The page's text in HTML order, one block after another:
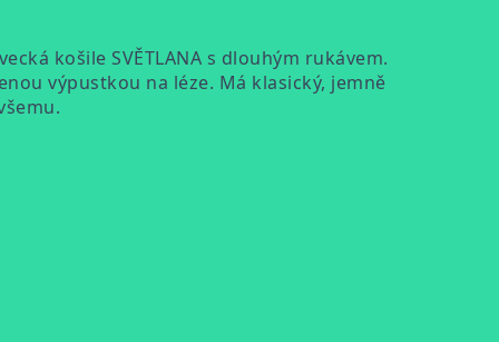
košile SVĚTLANA s dlouhým rukávem.
výpustkou na léze. Má klasický, jemně